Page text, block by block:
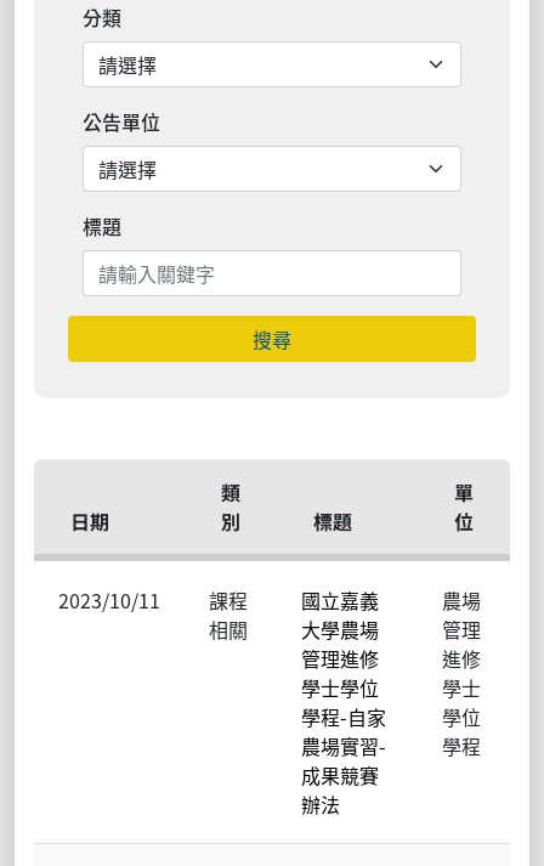
分類
公告單位
標題
搜尋
日期
類
別
標題
單
位
2023/10/11
課程
相關
國立嘉義
大學農場
管理進修
學士學位
學程-自家
農場實習-
成果競賽
辦法
農場
管理
進修
學士
學位
學程